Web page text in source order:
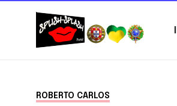
ROBERTO CARLOS